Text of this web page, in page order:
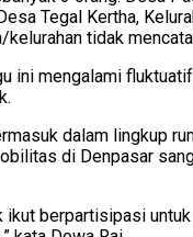
Tegal Kertha,
tidak
mengalami
dalam lingkup
di Denpasar
berpartisipasi